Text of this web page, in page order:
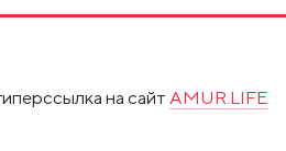
на сайт AMUR.LIFE